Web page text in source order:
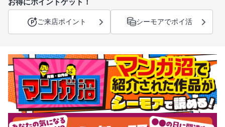
ご来店ポイント シーモアでポイ活